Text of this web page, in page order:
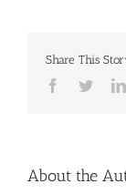
Share This
Facebook
Twitter
About the